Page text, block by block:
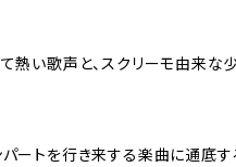
熱い歌声と、スクリーモ由来な
ートを行き来する楽曲に通底す